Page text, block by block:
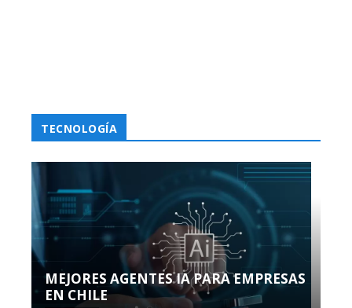
TECNOLOGÍA
MEJORES AGENTES IA PARA EMPRESAS
EN CHILE